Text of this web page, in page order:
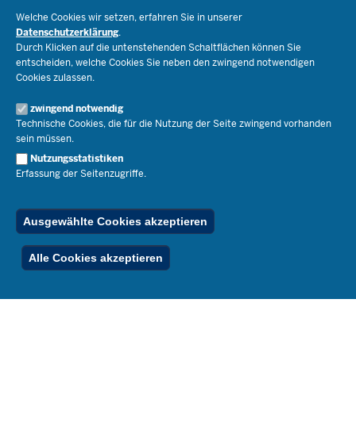
Welche Cookies wir setzen, erfahren Sie in unserer
Datenschutzerklärung.
Durch Klicken auf die untenstehenden Schaltflächen können Sie
entscheiden, welche Cookies Sie neben den zwingend notwendigen
Cookies zulassen.
zwingend notwendig
Technische Cookies, die für die Nutzung der Seite zwingend vorhanden
sein müssen.
Nutzungsstatistiken
Erfassung der Seitenzugriffe.
Ausgewählte Cookies akzeptieren
Alle Cookies akzeptieren
Bildungsthemen
Lehrkräfte
Recht
Schulleben
Ministerium
Ministerin Dorothee Feller
Staatssekretär Dr. Urban Mauer
Open Government
Bibliothek
Geschäftsbereich
Presse
Pressefotos
Social Media
Pressekontakt
Service
Schule(n) suchen
Kontakt
Der Weg zu uns
Publikationen
RSS-Feed
Ferienordnung
Spezialangebote
© 2026 Bildungsportal NRW
Below
Footer
Menu
Inhalt Impressum Datenschutz